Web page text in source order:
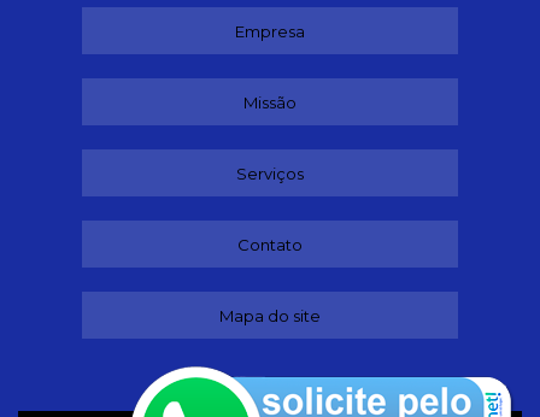
Empresa
Missão
Serviços
Contato
Mapa do site